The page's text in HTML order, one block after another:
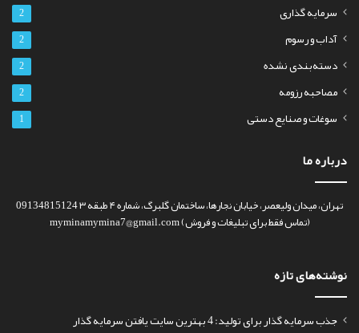
سرمایه گذاری 2
آداب و رسوم 2
دسته‌بندی نشده 2
مصاحبه رزومه 2
سوغات و صنایع دستی 1
درباره ما
تهران، میدان ولیعصر، خیابان نجارها، ساختمان گلبرگ، شماره ۴ طبقه ۳ 09134815124
(تماس فقط برای تبلیغات و فروش) myminamymina7@gmail.com
نوشته‌های تازه
جذب سرمایه گذار برای تولید: 4 بهترین سایت یافتن سرمایه گذار